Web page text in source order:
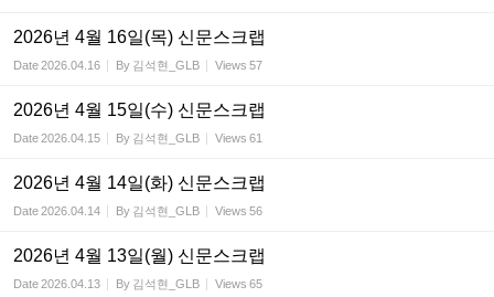
2026년 4월 16일(목) 신문스크랩
Date2026.04.16 By 김석현_GLB Views 57
2026년 4월 15일(수) 신문스크랩
Date2026.04.15 By 김석현_GLB Views 61
2026년 4월 14일(화) 신문스크랩
Date2026.04.14 By 김석현_GLB Views 56
2026년 4월 13일(월) 신문스크랩
Date2026.04.13 By 김석현_GLB Views 65